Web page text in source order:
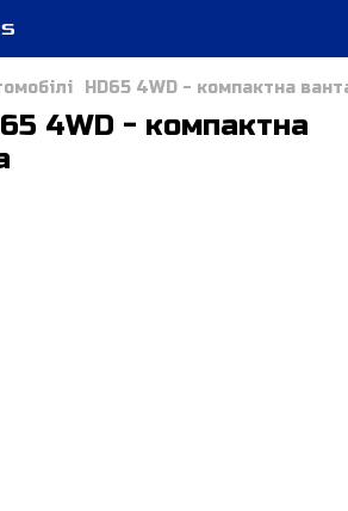
HD65 4WD - компактна
4WD - компактна